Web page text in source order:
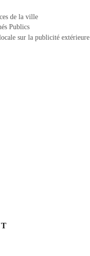
de la ville
Publics
sur la publicité extérieure